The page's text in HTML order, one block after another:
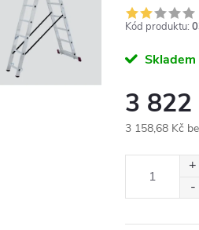
Kód produktu:
Skladem
3 822
3 158,68 Kč